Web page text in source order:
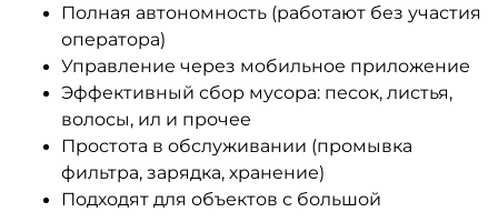
Полная автономность (работают без участия
оператора)
Управление через мобильное приложение
Эффективный сбор мусора: песок, листья,
волосы, ил и прочее
Простота в обслуживании (промывка
фильтра, зарядка, хранение)
Подходят для объектов с большой